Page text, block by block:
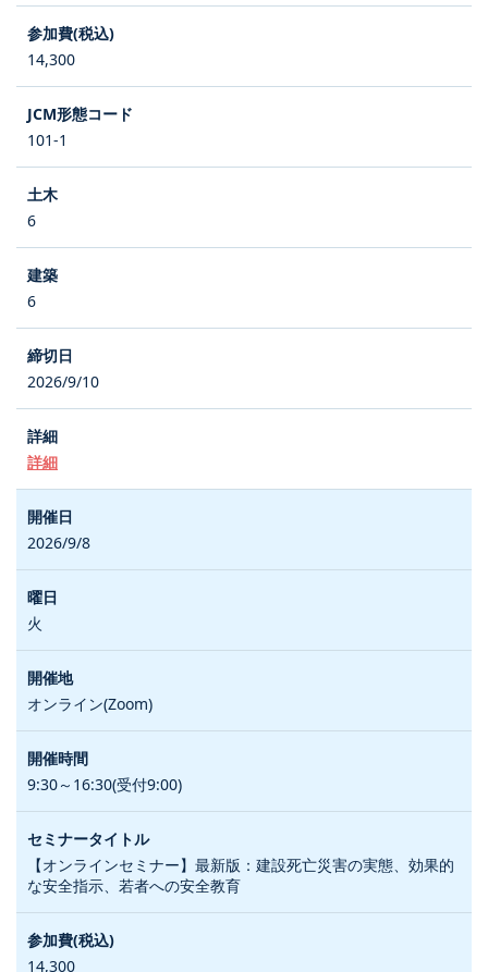
14,300
101-1
6
6
2026/9/10
詳細
2026/9/8
火
オンライン(Zoom)
9:30～16:30(受付9:00)
【オンラインセミナー】最新版：建設死亡災害の実態、効果的
な安全指示、若者への安全教育
14,300